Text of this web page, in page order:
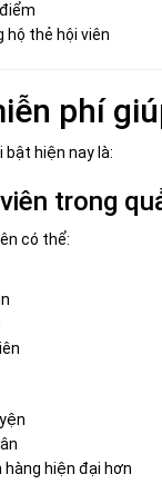
hộ thẻ hội viên
phí
bật hiện nay là:
trong
có thể:
hiện đại hơn